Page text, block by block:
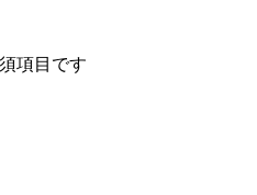
項目です